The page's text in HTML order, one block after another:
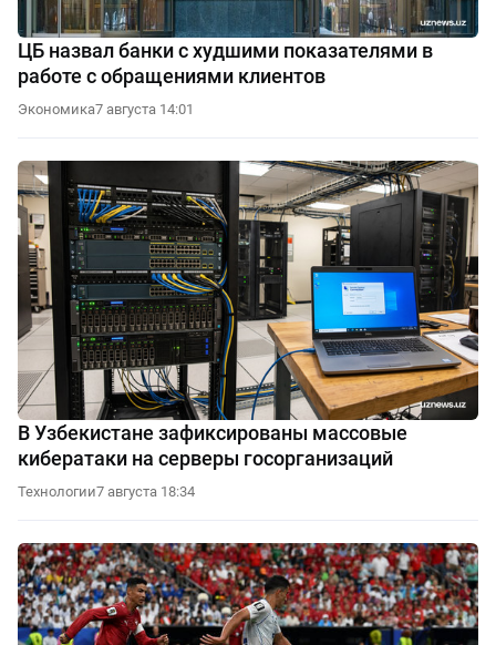
ЦБ назвал банки с худшими показателями в
работе с обращениями клиентов
Экономика7 августа 14:01
В Узбекистане зафиксированы массовые
кибератаки на серверы госорганизаций
Технологии7 августа 18:34